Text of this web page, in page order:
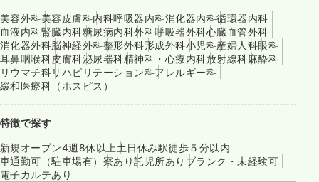
美容外科美容皮膚科内科呼吸器内科消化器内科循環器内科
血液内科腎臓内科糖尿病内科外科呼吸器外科心臓血管外科
消化器外科脳神経外科整形外科形成外科小児科産婦人科眼科
耳鼻咽喉科皮膚科泌尿器科精神科・心療内科放射線科麻酔科
リウマチ科リハビリテーション科アレルギー科
緩和医療科（ホスピス）
特徴で探す
新規オープン4週8休以上土日休み駅徒歩５分以内
車通勤可（駐車場有） 寮あり託児所あり ブランク・未経験可
電子カルテあり